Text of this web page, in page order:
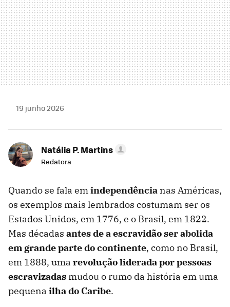
19 junho 2026
Natália P. Martins
Redatora
Quando se fala emindependência nas Américas,
os exemplos mais lembrados costumam ser os
Estados Unidos, em 1776, e o Brasil, em 1822.
Mas décadas antes de a escravidão ser abolida
em grande parte do continente, como no Brasil,
em 1888, uma revolução liderada por pessoas
escravizadas mudou o rumo da história em uma
pequena ilha do Caribe.